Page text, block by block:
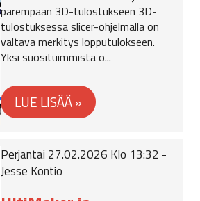
parempaan 3D-tulostukseen 3D-
tulostuksessa slicer-ohjelmalla on
valtava merkitys lopputulokseen.
Yksi suosituimmista o...
Perjantai 27.02.2026 Klo 13:32 -
Jesse Kontio